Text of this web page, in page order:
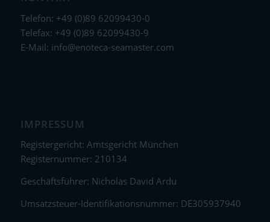
Telefon: +49 (0)89 62099430-0
Telefax: +49 (0)89 62099430-9
E-Mail: info@enoteca-seamaster.com
IMPRESSUM
Registergericht: Amtsgericht München
Registernummer: 210134
Geschäftsführer: Nicholas David Ardu
Umsatzsteuer-Identifikationsnummer: DE305937940